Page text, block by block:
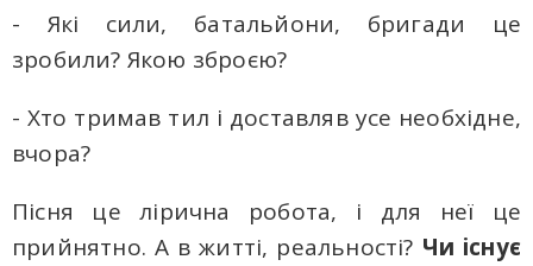
- Які сили, батальйони, бригади це
зробили? Якою зброєю?
- Хто тримав тил і доставляв усе необхідне,
вчора?
Пісня це лірична робота, i для неї це
прийнятно. А в житті, реальності? Чи існує